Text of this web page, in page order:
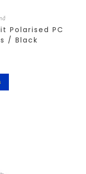
Polarised PC
/ Black